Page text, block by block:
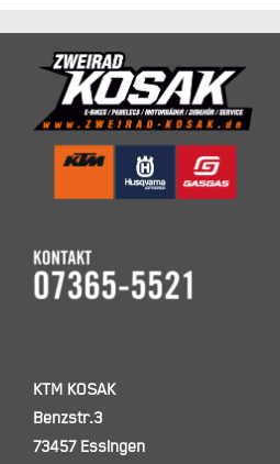
KTM KOSAK
Benzstr.3
73457 Essingen